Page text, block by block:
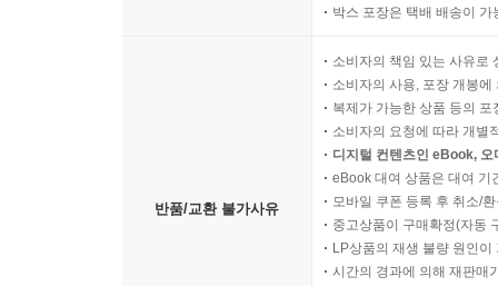
박스 포장은 택배 배송이
반품/교환 불가사유
소비자의 책임 있는 사유로
소비자의 사용, 포장 개봉
복제가 가능한 상품 등의
소비자의 요청에 따라 개별
디지털 컨텐츠인 eBook,
eBook 대여 상품은 대여 기
모바일 쿠폰 등록 후 취소/
중고상품이 구매확정(자동
LP상품의 재생 불량 원인
시간의 경과에 의해 재판매